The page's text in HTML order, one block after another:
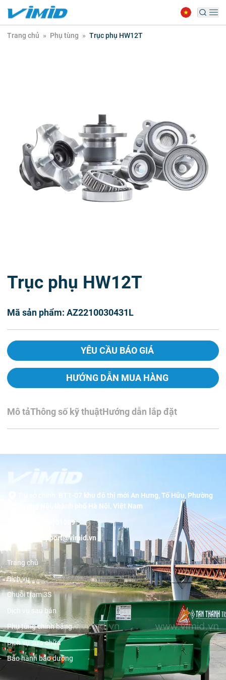
Trang chủ » Phụ tùng » Trục phụ HW12T
Trục phụ HW12T
Mã sản phẩm: AZ2210030431L
YÊU CẦU BÁO GIÁ
HƯỚNG DẪN MUA HÀNG
Mô tảThông số kỹ thuậtHướng dẫn lắp đặt
BT1-07 khu đô thị mới An Hưng, Tố Hữu, Phường
Dương Nội, thành phố Hà Nội, Việt Nam
19001089
support@vimid.vn
Trang chủ
Dịch vụ
Chuỗi trạm 3S
Dịch vụ sau bán
Phụ tùng chính hãng
Dịch vụ sửa chữa
Bảo hành bảo dưỡng